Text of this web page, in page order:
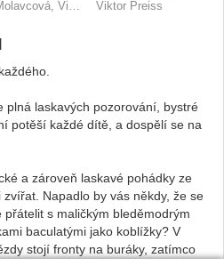
Jitka Molavcová, Viktor Preiss
Viktor Preiss
plná laskavých pozorování, bystré
potěší každé dítě, a dospělí se na
a zároveň laskavé pohádky ze
Napadlo by vás někdy, že se
s maličkým bleděmodrým
baculatými jako koblížky? V
stojí fronty na buráky, zatímco